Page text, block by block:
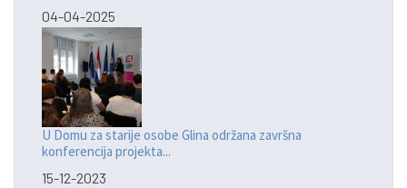
04-04-2025
U Domu za starije osobe Glina održana završna
konferencija projekta...
15-12-2023